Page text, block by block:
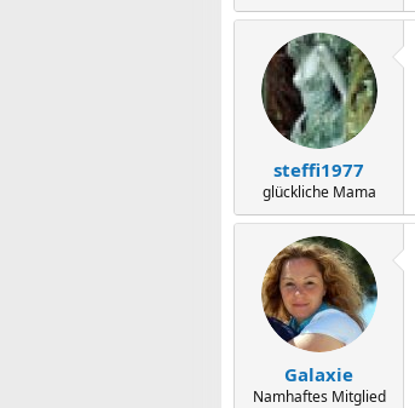
steffi1977
glückliche Mama
Galaxie
Namhaftes Mitglied